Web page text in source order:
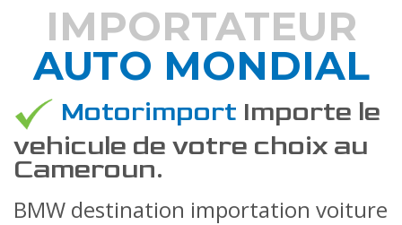
DÉCOUVREZ COMMENT
IMPORTATEUR
AUTO MONDIAL
Motorimport Importe le
vehicule de votre choix au
Cameroun.
BMW destination importation voiture